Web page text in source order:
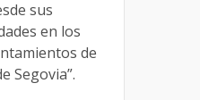
sus
en los
de
Segovia”.